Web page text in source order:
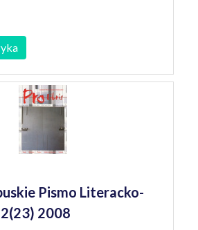
Pismo Literacko-
2008